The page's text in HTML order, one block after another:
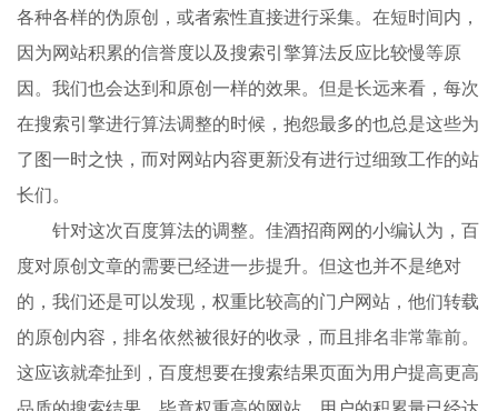
各种各样的伪原创，或者索性直接进行采集。在短时间内，
因为网站积累的信誉度以及搜索引擎算法反应比较慢等原
因。我们也会达到和原创一样的效果。但是长远来看，每次
在搜索引擎进行算法调整的时候，抱怨最多的也总是这些为
了图一时之快，而对网站内容更新没有进行过细致工作的站
长们。
针对这次百度算法的调整。佳酒招商网的小编认为，百
度对原创文章的需要已经进一步提升。但这也并不是绝对
的，我们还是可以发现，权重比较高的门户网站，他们转载
的原创内容，排名依然被很好的收录，而且排名非常靠前。
这应该就牵扯到，百度想要在搜索结果页面为用户提高更高